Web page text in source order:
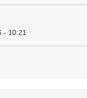
- 10:21